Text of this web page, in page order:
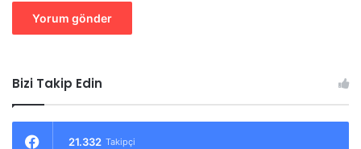
Bizi Takip Edin
21.332 Takipçi